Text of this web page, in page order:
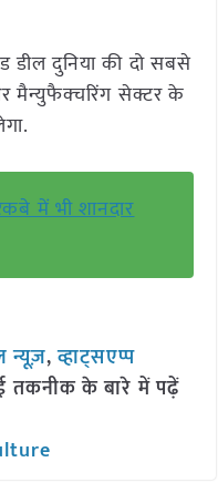
डील दुनिया की दो सबसे
मैन्युफैक्चरिंग सेक्टर के
में भी शानदार
न्यूज़,व्हाट्सएप्प
तकनीक के बारे में पढ़ें